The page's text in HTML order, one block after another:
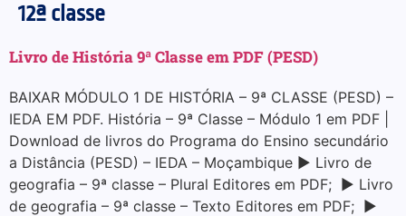
12ª classe
Livro de História 9ª Classe em PDF (PESD)
BAIXAR MÓDULO 1 DE HISTÓRIA – 9ª CLASSE (PESD) –
IEDA EM PDF. História – 9ª Classe – Módulo 1 em PDF |
Download de livros do Programa do Ensino secundário
a Distância (PESD) – IEDA – Moçambique ▶ Livro de
geografia – 9ª classe – Plural Editores em PDF; ▶ Livro
de geografia – 9ª classe – Texto Editores em PDF; ▶